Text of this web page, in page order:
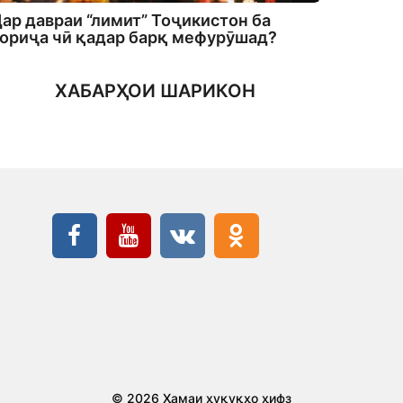
давраи “лимит” Тоҷикистон ба
чӣ қадар барқ мефурӯшад?
ХАБАРҲОИ ШАРИКОН
© 2026 Ҳамаи ҳуқуқҳо ҳифз